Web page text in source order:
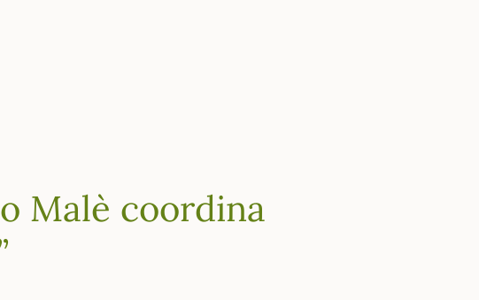
Malè coordina